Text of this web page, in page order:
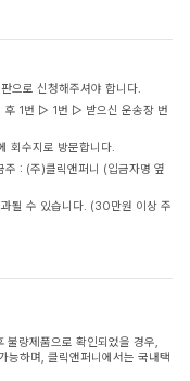
으로 신청해주셔야 합니다.
1번 ▷ 1번 ▷ 받으신 운송장 번
회수지로 방문합니다.
: (주)클릭앤퍼니 (입금자명 옆
될 수 있습니다. (30만원 이상 주
량제품으로 확인되었을 경우,
능하며, 클릭앤퍼니에서는 국내택